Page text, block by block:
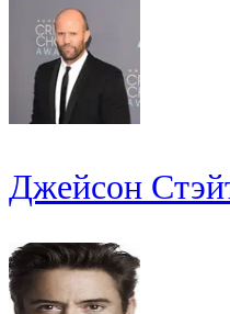
Джейсон